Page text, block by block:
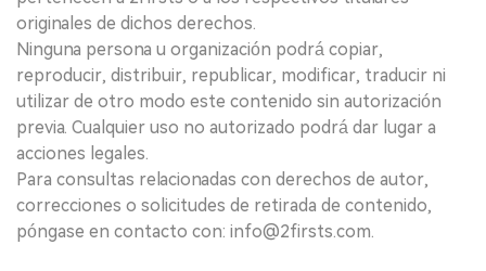
originales de dichos derechos.
Ninguna persona u organización podrá copiar,
reproducir, distribuir, republicar, modificar, traducir ni
utilizar de otro modo este contenido sin autorización
previa. Cualquier uso no autorizado podrá dar lugar a
acciones legales.
Para consultas relacionadas con derechos de autor,
correcciones o solicitudes de retirada de contenido,
póngase en contacto con: info@2firsts.com.